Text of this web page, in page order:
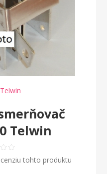
Telwin
Telwin
tohto produktu